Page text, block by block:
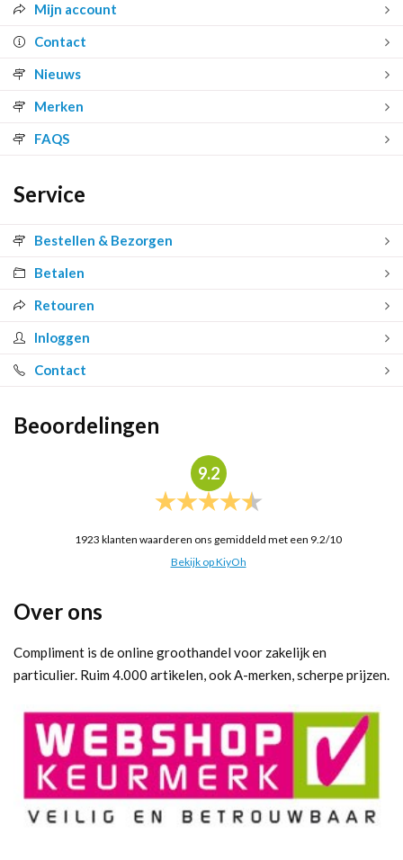
Mijn account
Contact
Nieuws
Merken
FAQS
Service
Bestellen & Bezorgen
Betalen
Retouren
Inloggen
Contact
Beoordelingen
9.2
1923 klanten waarderen ons gemiddeld met een 9.2/10
Bekijk op KiyOh
Over ons
Compliment is de online groothandel voor zakelijk en
particulier. Ruim 4.000 artikelen, ook A-merken, scherpe prijzen.